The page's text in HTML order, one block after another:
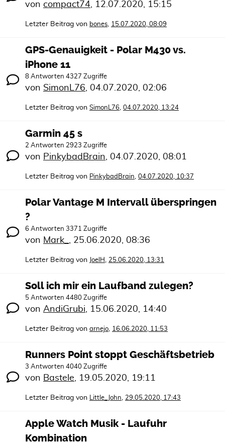
von compact74, 12.07.2020, 15:15
Letzter Beitrag von bones, 15.07.2020, 08:09
GPS-Genauigkeit - Polar M430 vs.
iPhone 11
8 Antworten 4327 Zugriffe
von SimonL76, 04.07.2020, 02:06
Letzter Beitrag von SimonL76, 04.07.2020, 13:24
Garmin 45 s
2 Antworten 2923 Zugriffe
von PinkybadBrain, 04.07.2020, 08:01
Letzter Beitrag von PinkybadBrain, 04.07.2020, 10:37
Polar Vantage M Intervall überspringen
?
6 Antworten 3371 Zugriffe
von Mark_ , 25.06.2020, 08:36
Letzter Beitrag von JoelH, 25.06.2020, 13:31
Soll ich mir ein Laufband zulegen?
5 Antworten 4480 Zugriffe
von AndiGrubi, 15.06.2020, 14:40
Letzter Beitrag von arnejo, 16.06.2020, 11:53
Runners Point stoppt Geschäftsbetrieb
3 Antworten 4040 Zugriffe
von Bastele, 19.05.2020, 19:11
Letzter Beitrag von Little_John, 29.05.2020, 17:43
Apple Watch Musik - Laufuhr
Kombination